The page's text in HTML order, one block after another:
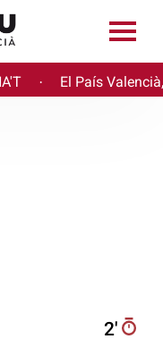
· El País
2′